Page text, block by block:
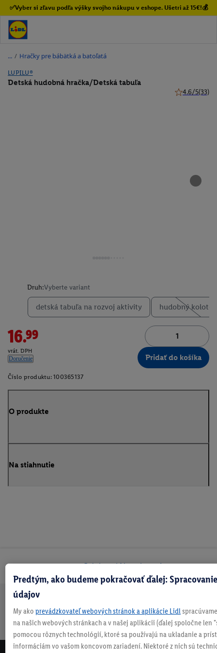
✅Vyber si zľavu podľa výšky svojho nákupu v eshope. Ušetri až 15€!💰
/ Hračky pre bábätká a batoľatá
LUPILU®
Detská hudobná hračka/Detská tabuľa
4.6/5(33)
Druh:Vyberte variant
detská tabuľa na rozvoj aktivity hudobný kolotoč
16.99
vrát. DPH
Doručenie
Pridať do košíka
Číslo produktu: 100365137
O produkte
Na stiahnutie
Odoberaj Newsletter!
Doprava
zadarmo
nad 70 €¹
30 dní na
vrátenie
Vrátenie
zadarmo
Každý
týždeň
niečo nové
Bezpečný nákup
Predtým, ako budeme pokračovať ďalej:
údajov
My ako prevádzkovateľ webových stránok a aplikácie Lidl
na našich webových stránkach a v našej aplikácii (ďalej spoločne len
pomocou rôznych technológií, ktoré sa používajú na ukladanie a
informáciám vo vašom koncovom zariadení. Niektoré z nich sú